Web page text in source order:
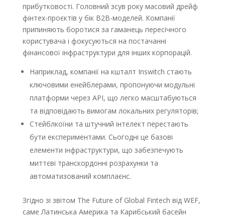
прибутковості. Головний зсув року масовий дрейф
фінтех-проєктів у бік B2B-моделей. Компанії
припиняють боротися за гаманець пересічного
користувача і фокусуються на постачанні
фінансової інфраструктури для інших корпорацій.
Наприклад, компанії на кшталт Inswitch стають
ключовими енейблерами, пропонуючи модульні
платформи через API, що легко масштабуються
та відповідають вимогам локальних регуляторів;
Стейблкоїни та штучний інтелект перестають
бути експериментами. Сьогодні це базові
елементи інфраструктури, що забезпечують
миттєві транскордонні розрахунки та
автоматизований комплаєнс.
Згідно зі звітом The Future of Global Fintech від WEF,
саме Латинська Америка та Карибський басейн